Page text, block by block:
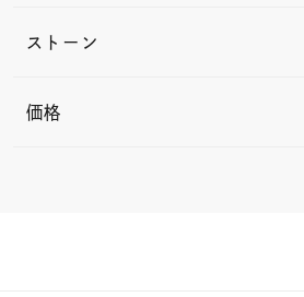
ストーン
価格